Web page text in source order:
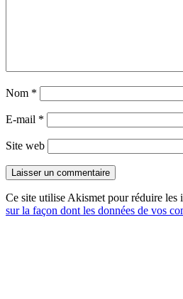
Nom *
E-mail *
Site web
Ce site utilise Akismet pour réduire les
sur la façon dont les données de vos